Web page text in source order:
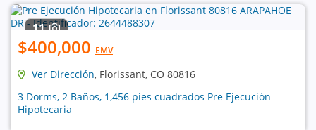
11
$400,000 EMV
Ver Dirección, Florissant, CO 80816
3 Dorms, 2 Baños, 1,456 pies cuadrados Pre Ejecución
Hipotecaria